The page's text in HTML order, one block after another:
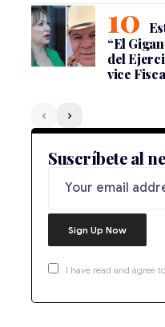
“El
del
vice
Suscríbete al
I have read and agree